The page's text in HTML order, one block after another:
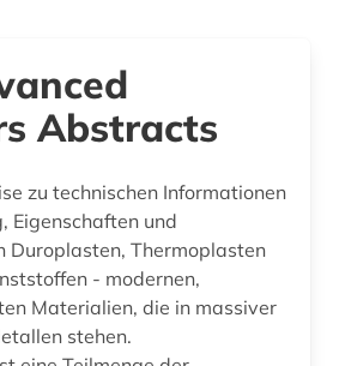
Abstracts
zu technischen Informationen
Eigenschaften und
Duroplasten, Thermoplasten
- modernen,
Materialien, die in massiver
stehen.